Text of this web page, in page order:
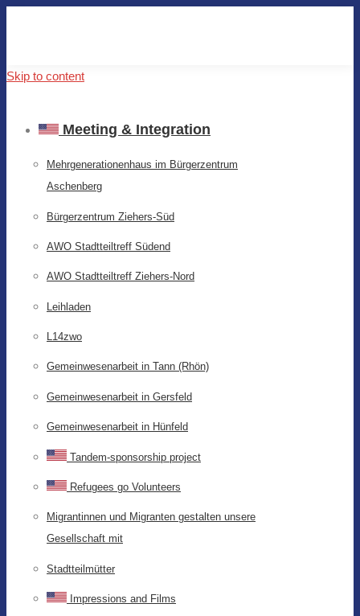
Skip to content
Meeting & Integration
Mehrgenerationenhaus im Bürgerzentrum
Aschenberg
Bürgerzentrum Ziehers-Süd
AWO Stadtteiltreff Südend
AWO Stadtteiltreff Ziehers-Nord
Leihladen
L14zwo
Gemeinwesenarbeit in Tann (Rhön)
Gemeinwesenarbeit in Gersfeld
Gemeinwesenarbeit in Hünfeld
Tandem-sponsorship project
Refugees go Volunteers
Migrantinnen und Migranten gestalten unsere
Gesellschaft mit
Stadtteilmütter
Impressions and Films